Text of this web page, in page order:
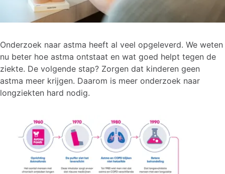
Onderzoek naar astma heeft al veel opgeleverd. We weten
nu beter hoe astma ontstaat en wat goed helpt tegen de
ziekte. De volgende stap? Zorgen dat kinderen geen
astma meer krijgen. Daarom is meer onderzoek naar
longziekten hard nodig.